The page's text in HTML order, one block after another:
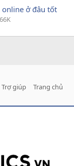
online ở đâu tốt
Trợ giúp Trang chủ